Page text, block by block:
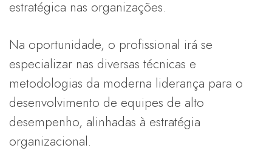
estratégica nas organizações.
Na oportunidade, o profissional irá se
especializar nas diversas técnicas e
metodologias da moderna liderança para o
desenvolvimento de equipes de alto
desempenho, alinhadas à estratégia
organizacional.